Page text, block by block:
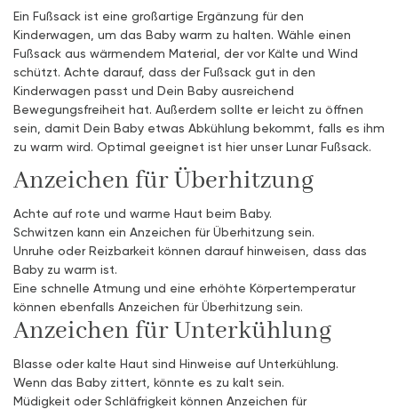
Ein Fußsack ist eine großartige Ergänzung für den
Kinderwagen, um das Baby warm zu halten. Wähle einen
Fußsack aus wärmendem Material, der vor Kälte und Wind
schützt. Achte darauf, dass der Fußsack gut in den
Kinderwagen passt und Dein Baby ausreichend
Bewegungsfreiheit hat. Außerdem sollte er leicht zu öffnen
sein, damit Dein Baby etwas Abkühlung bekommt, falls es ihm
zu warm wird. Optimal geeignet ist hier unser Lunar Fußsack.
Anzeichen für Überhitzung
Achte auf rote und warme Haut beim Baby.
Schwitzen kann ein Anzeichen für Überhitzung sein.
Unruhe oder Reizbarkeit können darauf hinweisen, dass das
Baby zu warm ist.
Eine schnelle Atmung und eine erhöhte Körpertemperatur
können ebenfalls Anzeichen für Überhitzung sein.
Anzeichen für Unterkühlung
Blasse oder kalte Haut sind Hinweise auf Unterkühlung.
Wenn das Baby zittert, könnte es zu kalt sein.
Müdigkeit oder Schläfrigkeit können Anzeichen für